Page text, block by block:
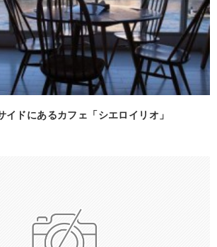
ドにあるカフェ「シエロイリオ」